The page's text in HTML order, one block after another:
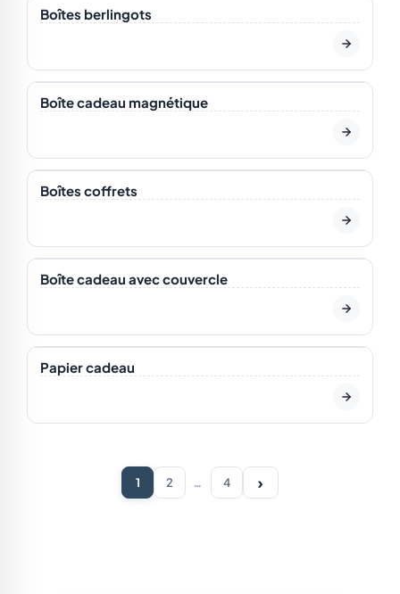
Boîtes berlingots
Boîte cadeau magnétique
Boîtes coffrets
Boîte cadeau avec couvercle
Papier cadeau
1 2 … 4 ›